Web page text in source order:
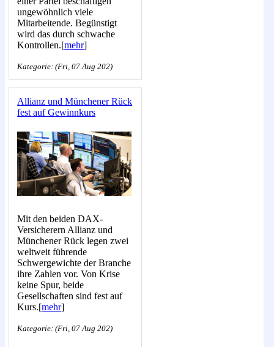
ungewöhnlich viele
Mitarbeitende. Begünstigt
wird das durch schwache
Kontrollen.[mehr]
Kategorie: (Fri, 07 Aug 202)
Allianz und Münchener Rück
fest auf Gewinnkurs
Mit den beiden DAX-
Versicherern Allianz und
Münchener Rück legen zwei
weltweit führende
Schwergewichte der Branche
ihre Zahlen vor. Von Krise
keine Spur, beide
Gesellschaften sind fest auf
Kurs.[mehr]
Kategorie: (Fri, 07 Aug 202)